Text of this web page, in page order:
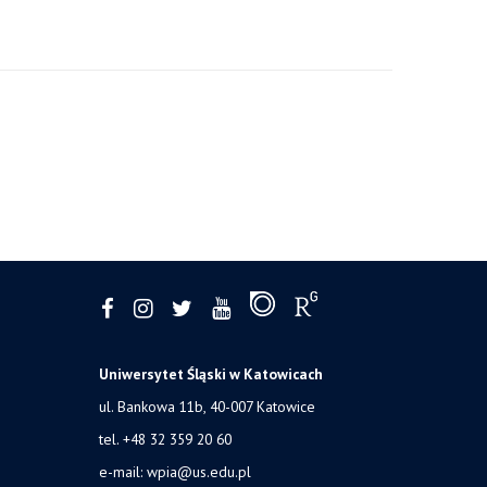
Uniwersytet Śląski w Katowicach
ul. Bankowa 11b, 40-007 Katowice
tel. +48 32 359 20 60
e-mail: wpia@us.edu.pl